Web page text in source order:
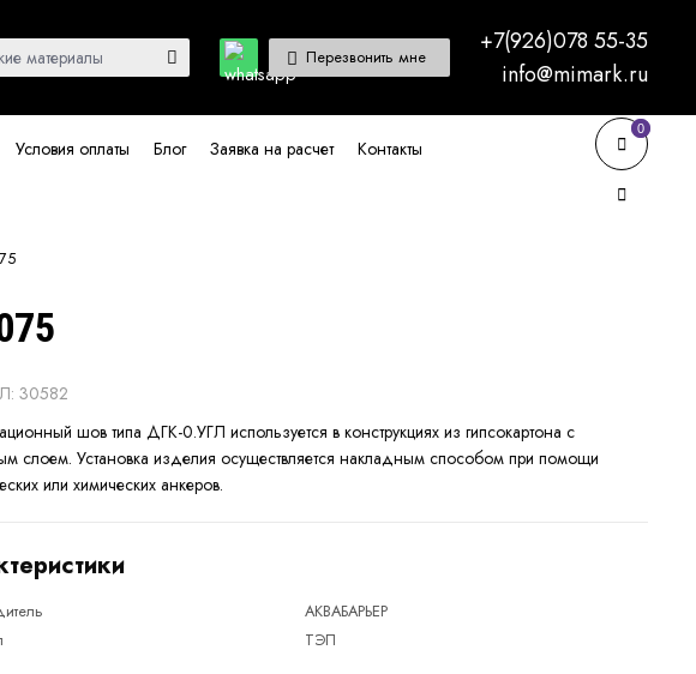
Перезвонить мне
+7(926)078 55-35
info@mimark.ru
Условия оплаты Блог Заявка на расчет
Контакты
0
0
30582
шов типа ДГК-0.УГЛ используется в конструкциях из гипсокартона с
слоем. Установка изделия осуществляется накладным способом при помощи
или химических анкеров.
АКВАБАРЬЕР
ТЭП